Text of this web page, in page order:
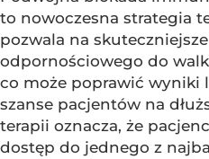
to nowoczesna strategia
pozwala na
odpornościowego do
co może poprawić wyniki
szanse pacjentów na
terapii oznacza, że
dostęp do jednego z